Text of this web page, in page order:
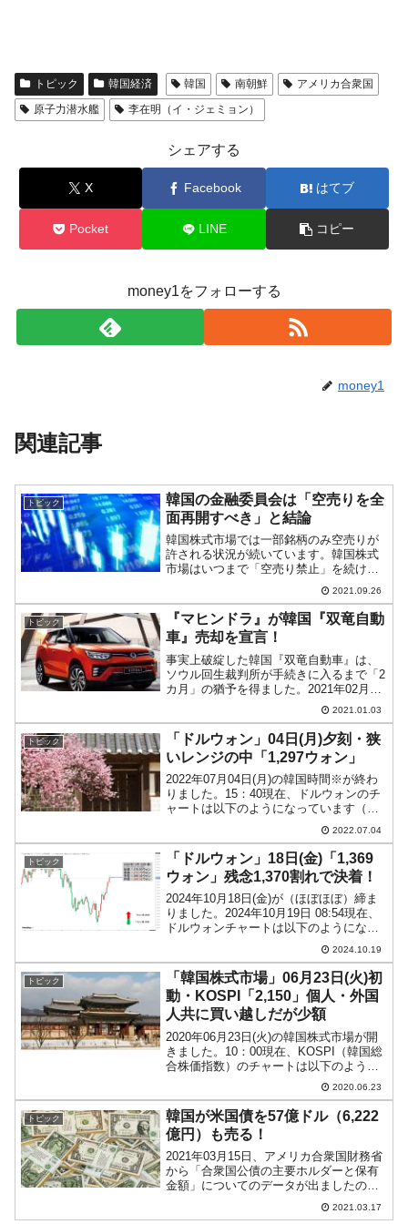
トピック 韓国経済 韓国 南朝鮮
アメリカ合衆国
原子力潜水艦
李在明（イ・ジェミョン）
シェアする
X Facebook はてブ
Pocket LINE コピー
money1をフォローする
money1
関連記事
トピック
韓国の金融委員会は「空売りを全
面再開すべき」と結論
韓国株式市場では一部銘柄のみ空売りが
許される状況が続いています。韓国株式
市場はいつまで「空売り禁止」を続ける
つもりなのかこれは、コロナ禍に見舞わ
れた2020年に株価が暴落し、韓国当局が
慌てて「明日から空売り全面禁止」とい
う措置を取ったことに...
2021.09.26
トピック
『マヒンドラ』が韓国『双竜自動
車』売却を宣言！
事実上破綻した韓国『双竜自動車』は、
ソウル回生裁判所が手続きに入るまで「2
カ月」の猶予を得ました。2021年02月28
日までの期間に新しい株主を見つけ、自
力再生することを目指しています。現在
『双竜自動車』のオーナーは株式の75％
を保有するイ...
2021.01.03
トピック
「ドルウォン」04日(月)夕刻・狭
いレンジの中「1,297ウォン」
2022年07月04日(月)の韓国時間※が終わ
りました。15：40現在、ドルウォンのチ
ャートは以下のようになっています（チ
ャートは『Investing.com』より引用）。
「1ドル＝1,300ウォン」が突破できませ
ん。ローソク足の実体部分も...
2022.07.04
トピック
「ドルウォン」18日(金)「1,369
ウォン」残念1,370割れで決着！
2024年10月18日(金)が（ほぼほぼ）締ま
りました。2024年10月19日 08:54現在、
ドルウォンチャートは以下のようになっ
ています（チャートは『Investing.com』
より引用：以下同）。これからローソク
足の調整が入るかもしれ...
2024.10.19
トピック
「韓国株式市場」06月23日(火)初
動・KOSPI「2,150」個人・外国
人共に買い越しだが少額
2020年06月23日(火)の韓国株式市場が開
きました。10：00現在、KOSPI（韓国総
合株価指数）のチャートは以下のように
『Investing.com』より引用）。前日終値
より上げて始まりましたが、現時点では
下げ...
2020.06.23
トピック
韓国が米国債を57億ドル（6,222
億円）も売る！
2021年03月15日、アメリカ合衆国財務省
から「合衆国公債の主要ホルダーと保有
金額」についてのデータが出ましたの
で、韓国の保有金額を確認してみます。
これも定点観測です。⇒参照・引用元：
2021.03.17